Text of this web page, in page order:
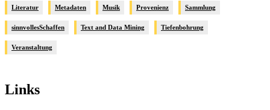
Literatur Metadaten Musik Provenienz Sammlung
sinnvollesSchaffen Text and Data Mining Tiefenbohrung
Veranstaltung
Links